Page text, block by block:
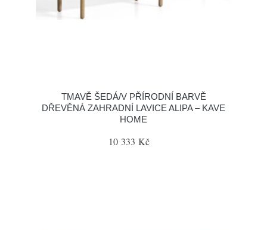
TMAVĚ ŠEDÁ/V PŘÍRODNÍ BARVĚ
DŘEVĚNÁ ZAHRADNÍ LAVICE ALIPA – KAVE
HOME
10 333 Kč